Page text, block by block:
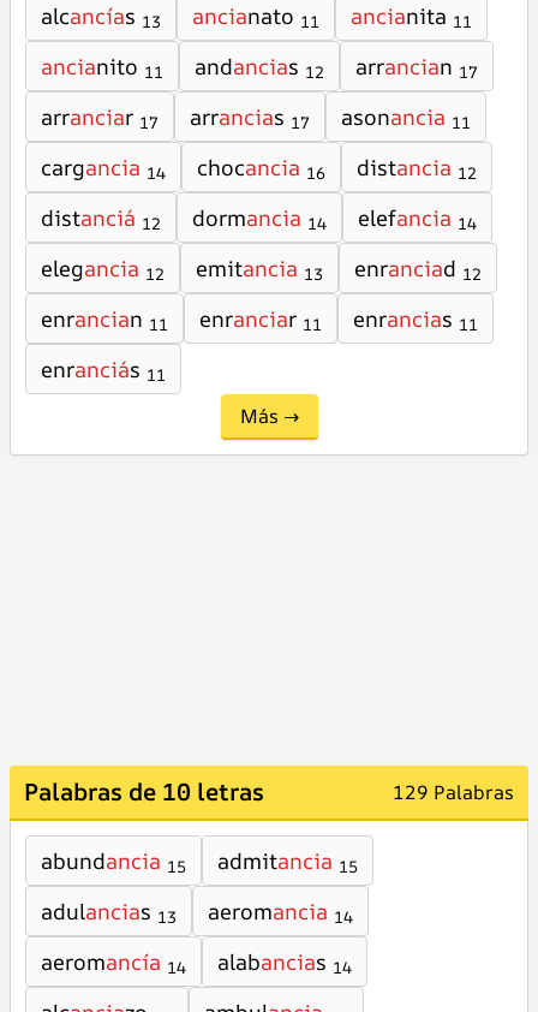
alcancías 13 ancianato 11 ancianita 11
ancianito 11 andancias 12 arrancian 17
arranciar 17 arrancias 17 asonancia 11
cargancia 14 chocancia 16 distancia 12
distanciá 12 dormancia 14 elefancia 14
elegancia 12 emitancia 13 enranciad 12
enrancian 11 enranciar 11 enrancias 11
enranciás 11
Más →
Palabras de 10 letras 129 Palabras
abundancia 15 admitancia 15
adulancias 13 aeromancia 14
aeromancía 14 alabancias 14